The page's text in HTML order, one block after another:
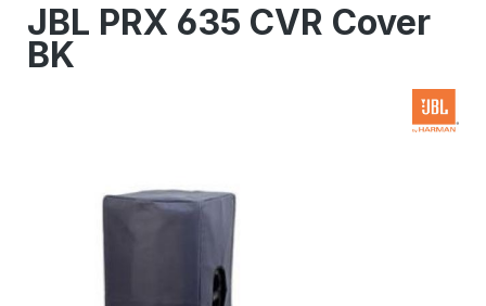
JBL PRX 635 CVR Cover
BK
Bildergalerie überspringen